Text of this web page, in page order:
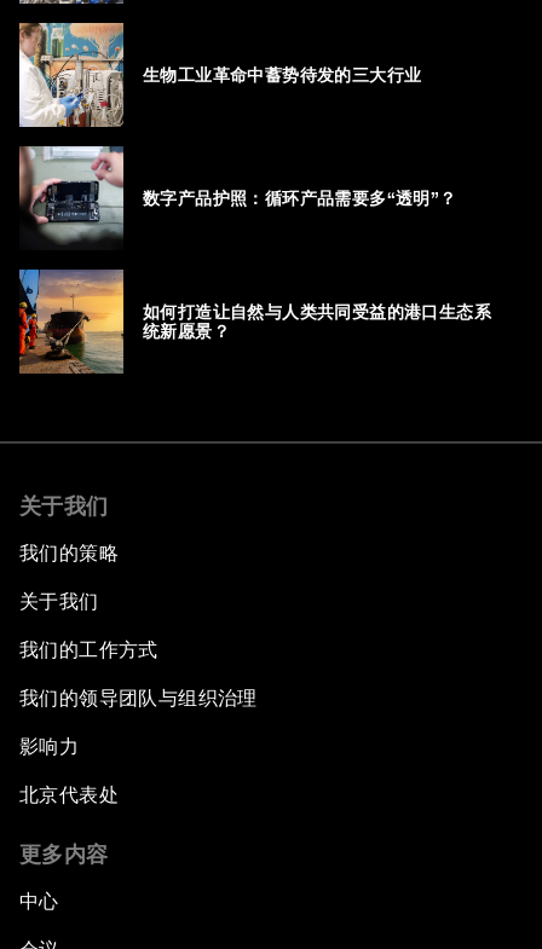
生物工业革命中蓄势待发的三大行业
数字产品护照：循环产品需要多“透明”？
如何打造让自然与人类共同受益的港口生态系
统新愿景？
关于我们
我们的策略
关于我们
我们的工作方式
我们的领导团队与组织治理
影响力
北京代表处
更多内容
中心